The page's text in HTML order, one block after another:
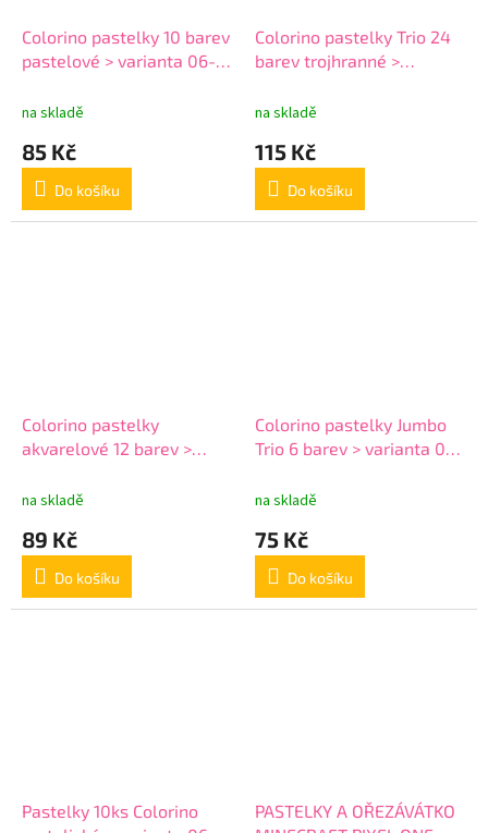
Colorino pastelky 10 barev
pastelové > varianta 06-
na skladě
85 Kč
Do košíku
Colorino pastelky Trio 24
barev trojhranné >
na skladě
115 Kč
Do košíku
Colorino pastelky
akvarelové 12 barev >
na skladě
89 Kč
Do košíku
Colorino pastelky Jumbo
Trio 6 barev > varianta 02-
na skladě
75 Kč
Do košíku
Pastelky 10ks Colorino
PASTELKY A OŘEZÁVÁTKO